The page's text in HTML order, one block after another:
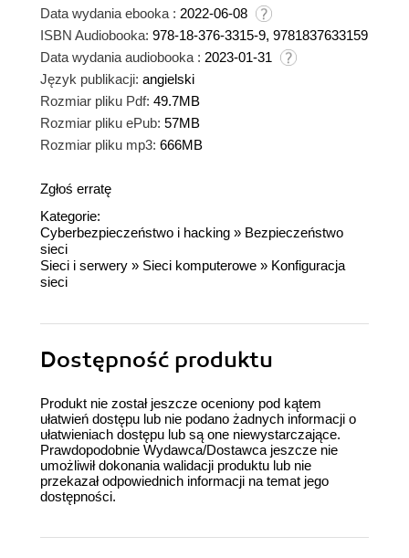
Data wydania ebooka : 2022-06-08
ISBN Audiobooka: 978-18-376-3315-9, 9781837633159
Data wydania audiobooka : 2023-01-31
Język publikacji: angielski
Rozmiar pliku Pdf: 49.7MB
Rozmiar pliku ePub: 57MB
Rozmiar pliku mp3: 666MB
Zgłoś erratę
Kategorie:
Cyberbezpieczeństwo i hacking » Bezpieczeństwo
sieci
Sieci i serwery » Sieci komputerowe » Konfiguracja
sieci
Dostępność produktu
Produkt nie został jeszcze oceniony pod kątem
ułatwień dostępu lub nie podano żadnych informacji o
ułatwieniach dostępu lub są one niewystarczające.
Prawdopodobnie Wydawca/Dostawca jeszcze nie
umożliwił dokonania walidacji produktu lub nie
przekazał odpowiednich informacji na temat jego
dostępności.